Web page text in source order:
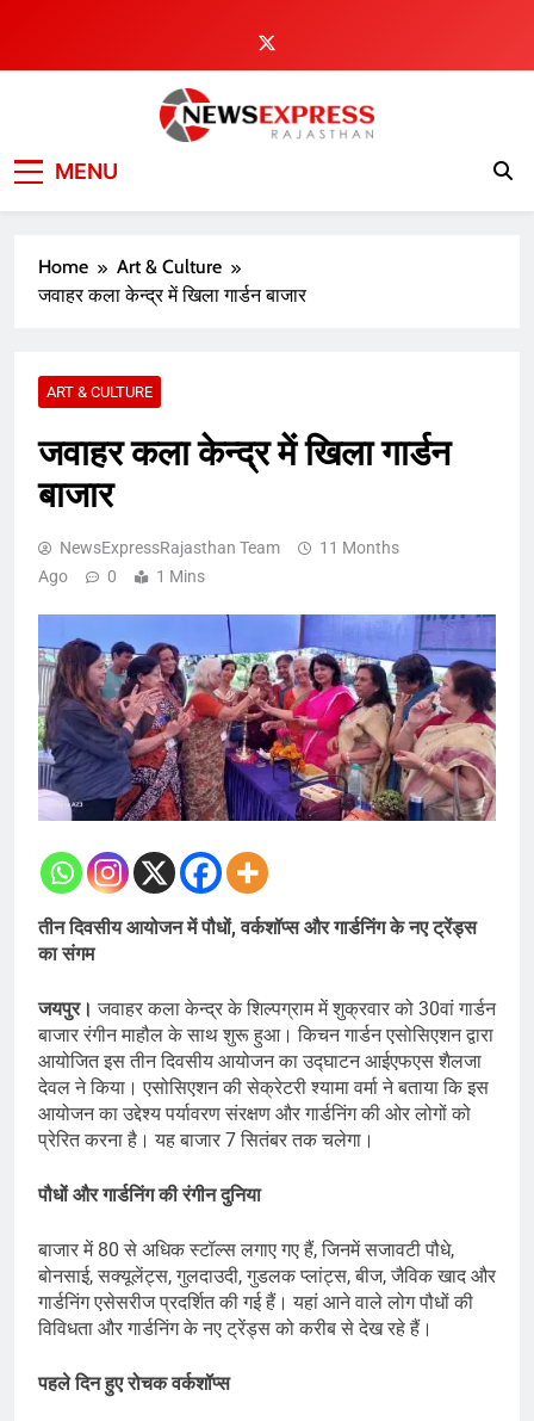
content
MENU
Home
Art & Culture
जवाहर कला केन्द्र में खिला गार्डन बाजार
ART & CULTURE
जवाहर कला केन्द्र में खिला गार्डन
बाजार
NewsExpressRajasthan Team
11 Months
Ago
0 1 Mins
तीन दिवसीय आयोजन में पौधों, वर्कशॉप्स और गार्डनिंग के नए ट्रेंड्स
का संगम
जयपुर।जवाहर कला केन्द्र के शिल्पग्राम में शुक्रवार को 30वां गार्डन
बाजार रंगीन माहौल के साथ शुरू हुआ। किचन गार्डन एसोसिएशन द्वारा
आयोजित इस तीन दिवसीय आयोजन का उद्घाटन आईएफएस शैलजा
देवल ने किया। एसोसिएशन की सेक्रेटरी श्यामा वर्मा ने बताया कि इस
आयोजन का उद्देश्य पर्यावरण संरक्षण और गार्डनिंग की ओर लोगों को
प्रेरित करना है। यह बाजार 7 सितंबर तक चलेगा।
पौधों और गार्डनिंग की रंगीन दुनिया
बाजार में 80 से अधिक स्टॉल्स लगाए गए हैं, जिनमें सजावटी पौधे,
बोनसाई, सक्यूलेंट्स, गुलदाउदी, गुडलक प्लांट्स, बीज, जैविक खाद और
गार्डनिंग एसेसरीज प्रदर्शित की गई हैं। यहां आने वाले लोग पौधों की
विविधता और गार्डनिंग के नए ट्रेंड्स को करीब से देख रहे हैं।
पहले दिन हुए रोचक वर्कशॉप्स